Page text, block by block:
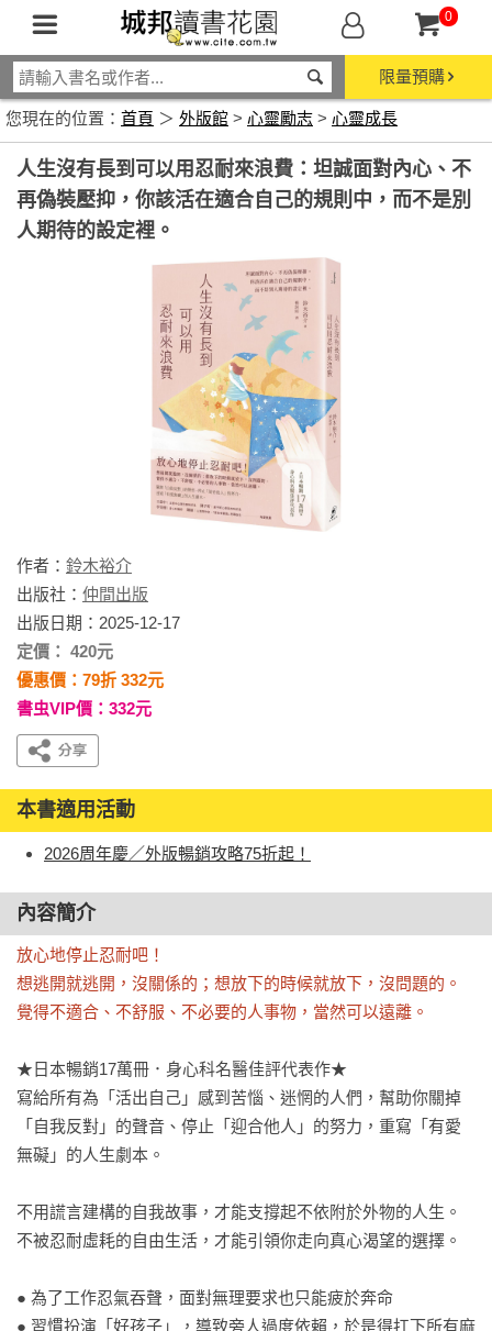
0
限量預購
您現在的位置： 首頁 ＞ 外版館 > 心靈勵志 > 心靈成長
人生沒有長到可以用忍耐來浪費：坦誠面對內心、不
再偽裝壓抑，你該活在適合自己的規則中，而不是別
人期待的設定裡。
作者： 鈴木裕介
出版社： 仲間出版
出版日期：2025-12-17
定價： 420元
優惠價：79折 332元
書虫VIP價：332元
本書適用活動
2026周年慶／外版暢銷攻略75折起！
內容簡介
放心地停止忍耐吧！
想逃開就逃開，沒關係的；想放下的時候就放下，沒問題的。
覺得不適合、不舒服、不必要的人事物，當然可以遠離。
★日本暢銷17萬冊．身心科名醫佳評代表作★
寫給所有為「活出自己」感到苦惱、迷惘的人們，幫助你關掉
「自我反對」的聲音、停止「迎合他人」的努力，重寫「有愛
無礙」的人生劇本。
不用謊言建構的自我故事，才能支撐起不依附於外物的人生。
不被忍耐虛耗的自由生活，才能引領你走向真心渴望的選擇。
● 為了工作忍氣吞聲，面對無理要求也只能疲於奔命
● 習慣扮演「好孩子」，導致旁人過度依賴，於是得扛下所有麻